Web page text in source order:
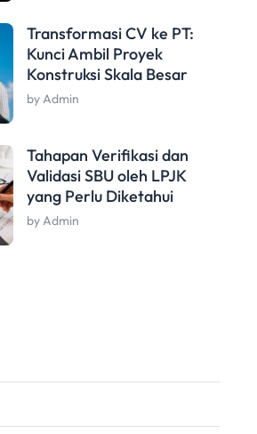
Transformasi CV ke PT:
Kunci Ambil Proyek
Konstruksi Skala Besar
by Admin
Tahapan Verifikasi dan
Validasi SBU oleh LPJK
yang Perlu Diketahui
by Admin